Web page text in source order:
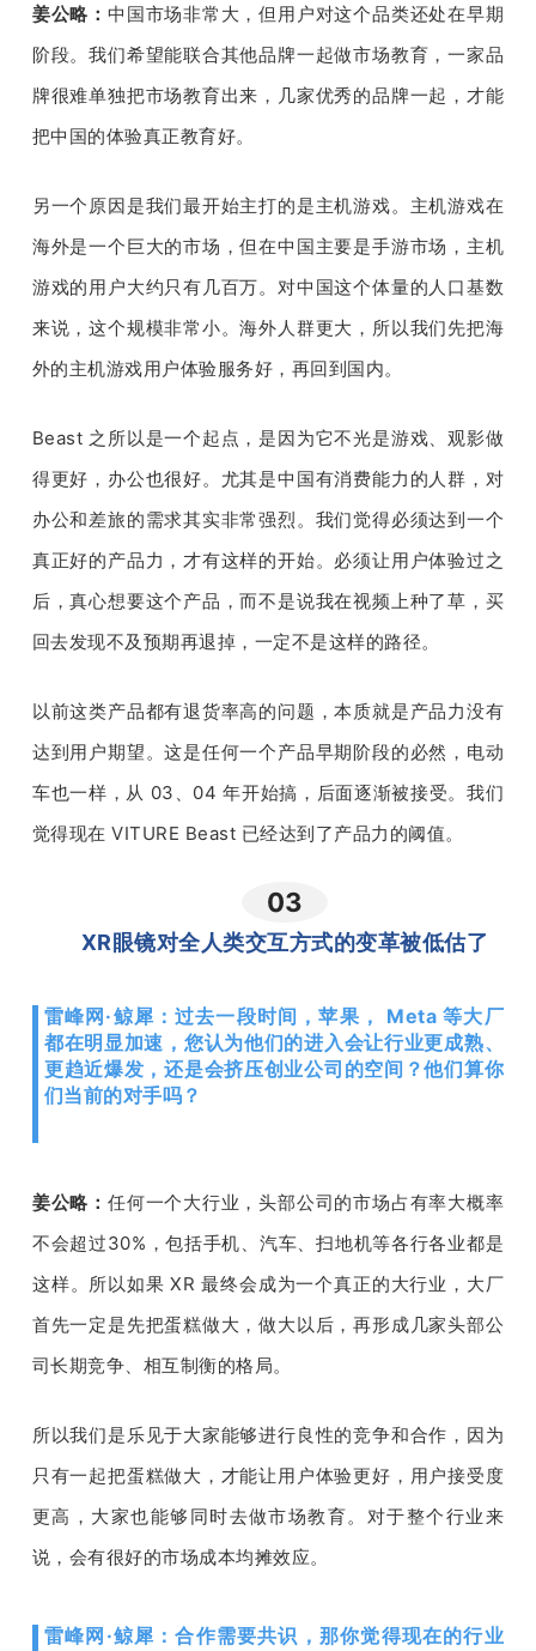
姜公略： 中国市场非常大，但用户对这个品类还处在早期
阶段。我们希望能联合其他品牌一起做市场教育，一家品
牌很难单独把市场教育出来，几家优秀的品牌一起，才能
把中国的体验真正教育好。
另一个原因是我们最开始主打的是主机游戏。主机游戏在
海外是一个巨大的市场，但在中国主要是手游市场，主机
游戏的用户大约只有几百万。对中国这个体量的人口基数
来说，这个规模非常小。海外人群更大，所以我们先把海
外的主机游戏用户体验服务好，再回到国内。
Beast 之所以是一个起点，是因为它不光是游戏、观影做
得更好，办公也很好。尤其是中国有消费能力的人群，对
办公和差旅的需求其实非常强烈。我们觉得必须达到一个
真正好的产品力，才有这样的开始。必须让用户体验过之
后，真心想要这个产品，而不是说我在视频上种了草，买
回去发现不及预期再退掉，一定不是这样的路径。
以前这类产品都有退货率高的问题，本质就是产品力没有
达到用户期望。这是任何一个产品早期阶段的必然，电动
车也一样，从 03 、 04 年开始搞，后面逐渐被接受。我们
觉得现在 VITURE Beast 已经达到了产品力的阈值。
03
XR眼镜对全人类交互方式的变革被低估了
雷峰网·鲸犀：过去一段时间，苹果， Meta 等大厂
都在明显加速，您认为他们的进入会让行业更成熟、
更趋近爆发，还是会挤压创业公司的空间？他们算你
们当前的对手吗？
姜公略： 任何一个大行业，头部公司的市场占有率大概率
不会超过30% ，包括手机、汽车、扫地机等各行各业都是
这样。所以如果 XR 最终会成为一个真正的大行业，大厂
首先一定是先把蛋糕做大，做大以后，再形成几家头部公
司长期竞争、相互制衡的格局。
所以我们是乐见于大家能够进行良性的竞争和合作，因为
只有一起把蛋糕做大，才能让用户体验更好，用户接受度
更高，大家也能够同时去做市场教育。对于整个行业来
说，会有很好的市场成本均摊效应。
雷峰网·鲸犀：合作需要共识，那你觉得现在的行业